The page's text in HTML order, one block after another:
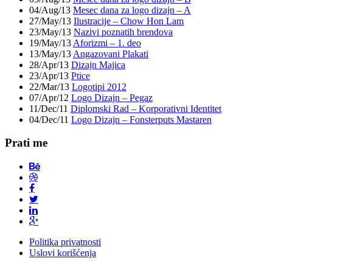
04/Aug/13 Mesec dana za logo dizajn – A
27/May/13 Ilustracije – Chow Hon Lam
23/May/13 Nazivi poznatih brendova
19/May/13 Aforizmi – 1. deo
13/May/13 Angazovani Plakati
28/Apr/13 Dizajn Majica
23/Apr/13 Ptice
22/Mar/13 Logotipi 2012
07/Apr/12 Logo Dizajn – Pegaz
11/Dec/11 Diplomski Rad – Korporativni Identitet
04/Dec/11 Logo Dizajn – Fonsterputs Mastaren
Prati me
Politika privatnosti
Uslovi korišćenja